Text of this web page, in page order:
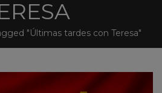
"Últimas tardes con Teresa"